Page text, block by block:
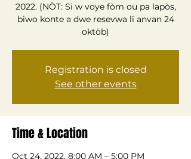
2022. (NÒT: Si w voye fòm ou pa lapòs,
biwo konte a dwe resevwa li anvan 24
oktòb)
Registration is closed
See other events
Time & Location
Oct 24, 2022, 8:00 AM – 5:00 PM